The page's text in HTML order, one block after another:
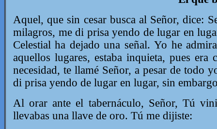
Aquel, que sin cesar busca al Señor, dice:
milagros, me di prisa yendo de lugar en
Celestial ha dejado una señal.Yo he
aquellos lugares, estaba inquieta, pues
necesidad, te llamé Señor, a pesar de todo
di prisa yendo de lugar en lugar, sin
Al orar ante el tabernáculo, Señor, Tú
llevabas una llave de oro. Tú me dijiste: